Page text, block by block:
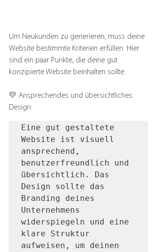
Um Neukunden zu generieren, muss deine
Website bestimmte Kriterien erfüllen. Hier
sind ein paar Punkte, die deine gut
konzipierte Website beinhalten sollte:
💛 Ansprechendes und übersichtliches
Design:
Eine gut gestaltete
Website ist visuell
ansprechend,
benutzerfreundlich und
übersichtlich. Das
Design sollte das
Branding deines
Unternehmens
widerspiegeln und eine
klare Struktur
aufweisen, um deinen